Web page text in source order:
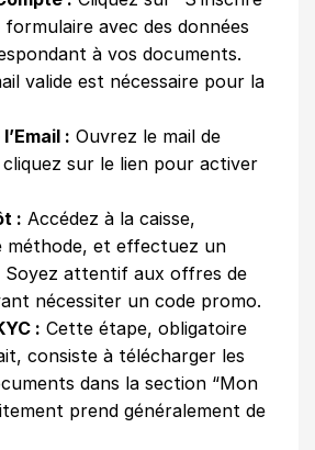
avec des données
à vos documents.
valide est nécessaire pour la
: Ouvrez le mail de
sur le lien pour activer
: Accédez à la caisse,
méthode, et effectuez un
Soyez attentif aux offres de
nécessiter un code promo.
: Cette étape, obligatoire
consiste à télécharger les
dans la section “Mon
prend généralement de